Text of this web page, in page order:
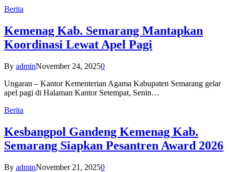
Berita
Kemenag Kab. Semarang Mantapkan
Koordinasi Lewat Apel Pagi
By adminNovember 24, 20250
Ungaran – Kantor Kementerian Agama Kabupaten Semarang gelar
apel pagi di Halaman Kantor Setempat, Senin…
Berita
Kesbangpol Gandeng Kemenag Kab.
Semarang Siapkan Pesantren Award 2026
By adminNovember 21, 20250